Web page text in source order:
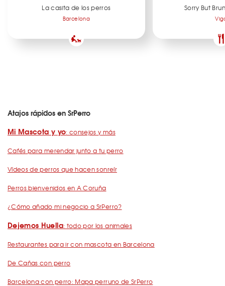
La casita de los perros
Barcelona
Sorry But
Atajos rápidos en SrPerro
Mi Mascota y yo: consejos y más
Cafés para merendar junto a tu perro
Vídeos de perros que hacen sonreír
Perros bienvenidos en A Coruña
¿Cómo añado mi negocio a SrPerro?
Dejemos Huella: todo por los animales
Restaurantes para ir con mascota en Barcelona
De Cañas con perro
Barcelona con perro: Mapa perruno de SrPerro